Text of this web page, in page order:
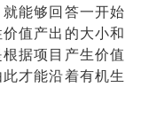
能够回答一开始
值产出的大小和
据项目产生价值
才能沿着有机生